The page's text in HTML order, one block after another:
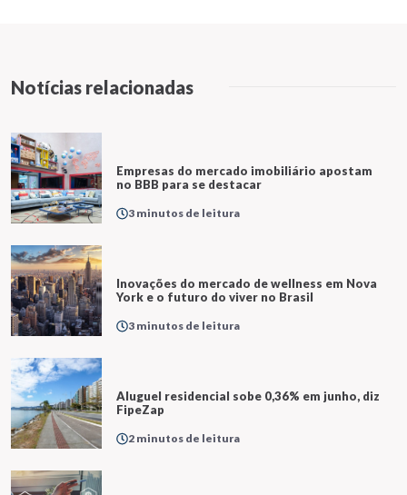
Notícias relacionadas
Empresas do mercado imobiliário apostam
no BBB para se destacar
3 minutos de leitura
Inovações do mercado de wellness em Nova
York e o futuro do viver no Brasil
3 minutos de leitura
Aluguel residencial sobe 0,36% em junho, diz
FipeZap
2 minutos de leitura